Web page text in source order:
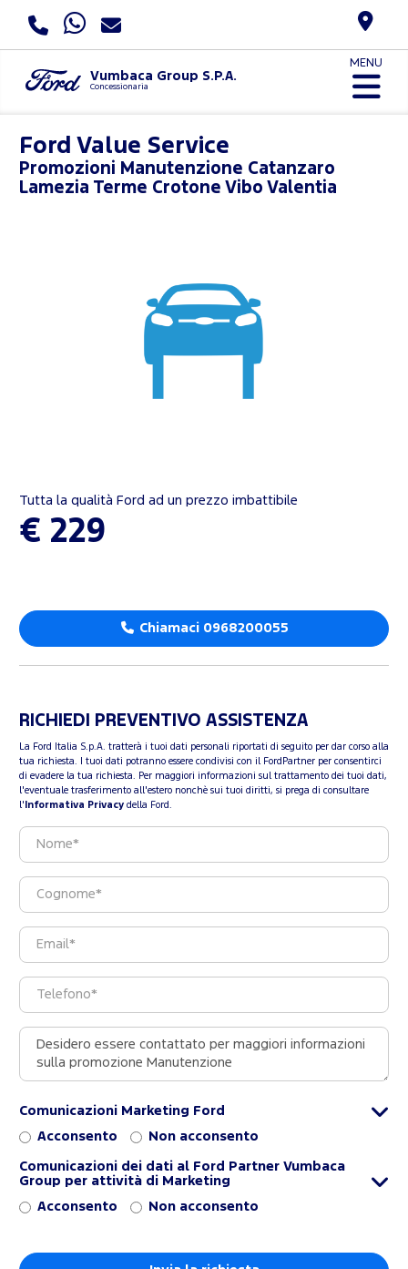
Vumbaca Group S.P.A.
Concessionaria
MENU
Ford Value Service
Promozioni Manutenzione Catanzaro
Lamezia Terme Crotone Vibo Valentia
Tutta la qualità Ford ad un prezzo imbattibile
€ 229
Chiamaci 0968200055
RICHIEDI PREVENTIVO ASSISTENZA
La Ford Italia S.p.A. tratterà i tuoi dati personali riportati di seguito per dar corso alla
tua richiesta. I tuoi dati potranno essere condivisi con il FordPartner per consentirci
di evadere la tua richiesta. Per maggiori informazioni sul trattamento dei tuoi dati,
l'eventuale trasferimento all'estero nonchè sui tuoi diritti, si prega di consultare
l' Informativa Privacy della Ford.
Comunicazioni Marketing Ford
Acconsento Non acconsento
Comunicazioni dei dati al Ford Partner Vumbaca
Group per attività di Marketing
Acconsento Non acconsento